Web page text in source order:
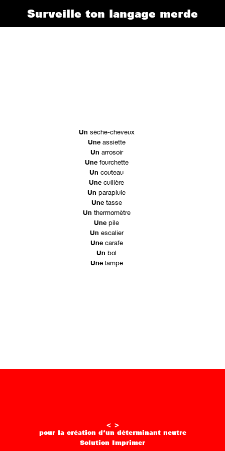
Surveille ton langage merde
Un sèche-cheveux
Uneassiette
Un arrosoir
Unefourchette
Un couteau
Une cuillère
Un parapluie
Unetasse
Un thermomètre
Une pile
Un escalier
Unecarafe
Un bol
Unelampe
< >
pour la création d‘un déterminant neutre
Solution Imprimer